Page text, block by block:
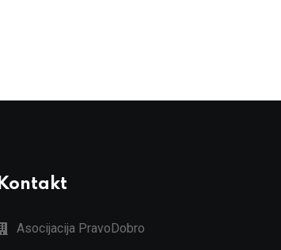
Kontakt
Asocijacija PravoDobro